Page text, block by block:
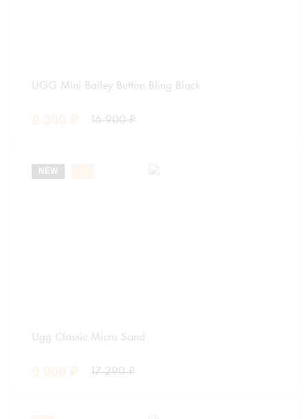
UGG Mini Bailey Button Bling Black
8 300 ₽ 16 900₽
NEW
Ugg Classic Micro Sand
9 900 ₽ 17 290₽